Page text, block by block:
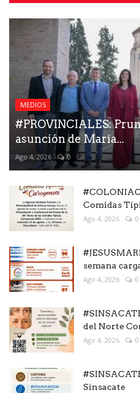
MEDIOS
#PROVINCIALES:
asunción de María...
Ago 4, 2026 0
Comidas
Ago 4, 2026 0
semana
Ago 4, 2026 0
del Norte
Ago 4, 2026 0
Sinsacate